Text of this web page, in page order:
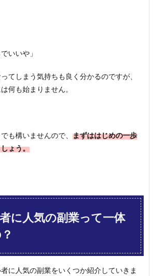
いいや」
てしまう気持ちも良く分かるのですが、
何も始まりません。
も構いませんので、 まずははじめの一歩
ょう。
に人気の副業って一体
に人気の副業をいくつか紹介していきま